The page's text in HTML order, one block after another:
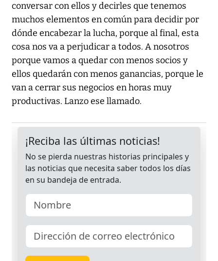
conversar con ellos y decirles que tenemos
muchos elementos en común para decidir por
dónde encabezar la lucha, porque al final, esta
cosa nos va a perjudicar a todos. A nosotros
porque vamos a quedar con menos socios y
ellos quedarán con menos ganancias, porque le
van a cerrar sus negocios en horas muy
productivas. Lanzo ese llamado.